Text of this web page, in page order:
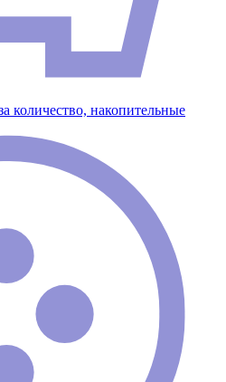
количество, накопительные